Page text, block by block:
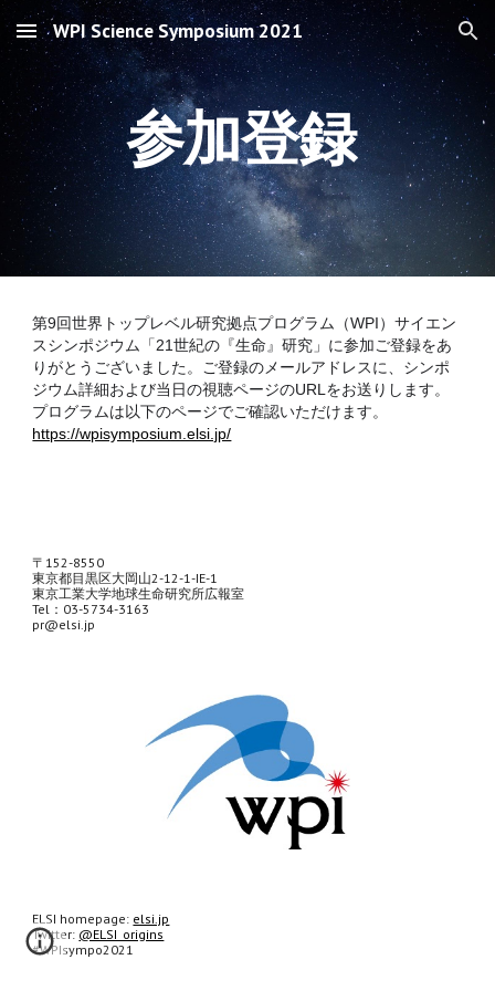
Skip to main content Skip to navigation
WPI Science Symposium 2021
参加登録
第9回世界トップレベル研究拠点プログラム（WPI）サイエン
スシンポジウム「21世紀の『生命』研究」に参加ご登録をあ
りがとうございました。ご登録のメールアドレスに、シンポ
ジウム詳細および当日の視聴ページのURLをお送りします。
プログラムは以下のページでご確認いただけます。
https://wpisymposium.elsi.jp/
〒152-8550
東京都目黒区大岡山2-12-1-IE-1
東京工業大学地球生命研究所広報室
Tel：03-5734-3163
pr@elsi.jp
ELSI homepage: elsi.jp
Twitter: @ELSI_origins
#WPIsympo2021